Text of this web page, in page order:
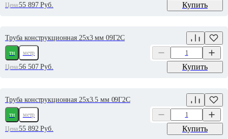
Цена:55 897Руб. Купить
Труба конструкционная 25х3 мм 09Г2С
тн
метр
Цена:56 507Руб. Купить
Труба конструкционная 25х3.5 мм 09Г2С
тн
метр
Цена:55 892Руб. Купить